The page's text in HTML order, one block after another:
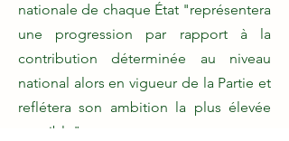
nationale de chaque État "représentera
une progression par rapport à la
contribution déterminée au niveau
national alors en vigueur de la Partie et
reflétera son ambition la plus élevée
possible".